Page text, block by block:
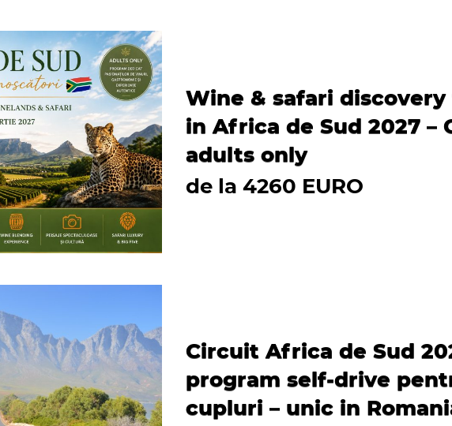
Wine & safari
in Africa de Sud 2027 –
adults only
de la 4260 EURO
Circuit Africa de Sud
program self-drive
cupluri – unic in